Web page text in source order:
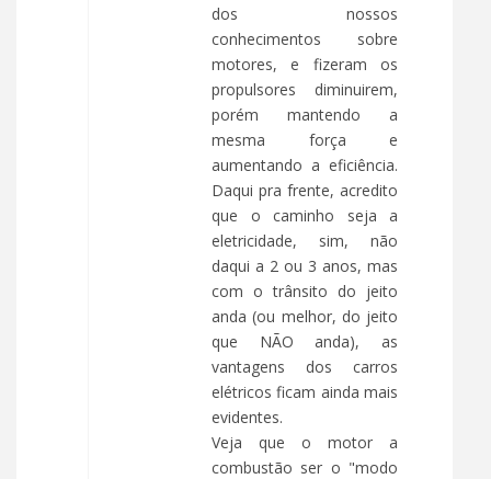
dos nossos
conhecimentos sobre
motores, e fizeram os
propulsores diminuirem,
porém mantendo a
mesma força e
aumentando a eficiência.
Daqui pra frente, acredito
que o caminho seja a
eletricidade, sim, não
daqui a 2 ou 3 anos, mas
com o trânsito do jeito
anda (ou melhor, do jeito
que NÃO anda), as
vantagens dos carros
elétricos ficam ainda mais
evidentes.
Veja que o motor a
combustão ser o "modo